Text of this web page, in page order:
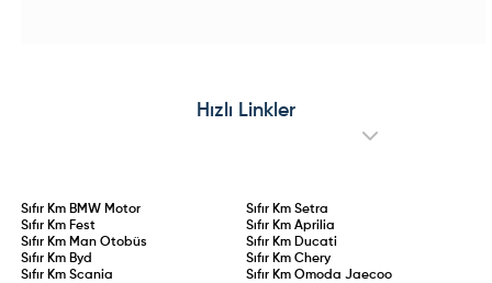
Amarok’un, madencilik, filolar ve
çevreci pikap tutkunları için küresel
pratikliği bir arada arayan
sürücülere hitap ediyor.
Hızlı Linkler
Sıfır Km BMW Motor Sıfır Km Setra
Sıfır Km Fest Sıfır Km Aprilia
Sıfır Km Man Otobüs Sıfır Km Ducati
Sıfır Km Byd Sıfır Km Chery
Sıfır KmScania Sıfır Km Omoda Jaecoo